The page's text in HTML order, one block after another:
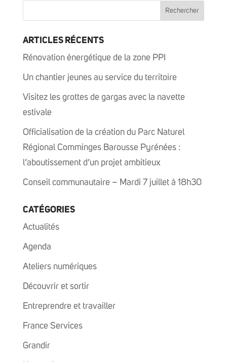
ARTICLES RÉCENTS
Rénovation énergétique de la zone PPI
Un chantier jeunes au service du territoire
Visitez les grottes de gargas avec la navette
estivale
Officialisation de la création du Parc Naturel
Régional Comminges Barousse Pyrénées :
l’aboutissement d’un projet ambitieux
Conseil communautaire – Mardi 7 juillet à 18h30
CATÉGORIES
Actualités
Agenda
Ateliers numériques
Découvrir et sortir
Entreprendre et travailler
France Services
Grandir